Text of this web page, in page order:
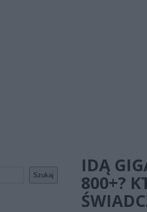
Szukaj
IDĄ
800+?